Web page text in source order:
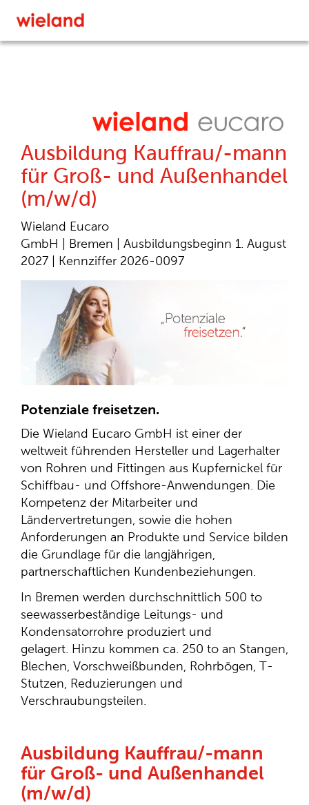
Ausbildung Kauffrau/-mann
für Groß- und Außenhandel
(m/w/d)
Wieland Eucaro
GmbH | Bremen | Ausbildungsbeginn 1. August
2027 | Kennziffer 2026-0097
Potenziale freisetzen.
Die Wieland Eucaro GmbH ist einer der
weltweit führenden Hersteller und Lagerhalter
von Rohren und Fittingen aus Kupfernickel für
Schiffbau- und Offshore-Anwendungen. Die
Kompetenz der Mitarbeiter und
Ländervertretungen, sowie die hohen
Anforderungen an Produkte und Service bilden
die Grundlage für die langjährigen,
partnerschaftlichen Kundenbeziehungen.
In Bremen werden durchschnittlich 500 to
seewasserbeständige Leitungs- und
Kondensatorrohre produziert und
gelagert. Hinzu kommen ca. 250 to an Stangen,
Blechen, Vorschweißbunden, Rohrbögen, T-
Stutzen, Reduzierungen und
Verschraubungsteilen.
Ausbildung Kauffrau/-mann
für Groß- und Außenhandel
(m/w/d)